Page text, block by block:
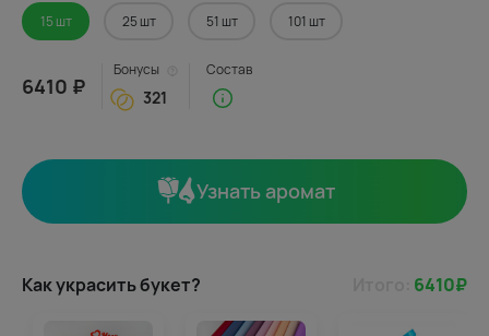
15 шт 25 шт 51 шт 101 шт
6410 ₽
Бонусы
321
Состав
Узнать аромат
Как украсить букет? 6410₽